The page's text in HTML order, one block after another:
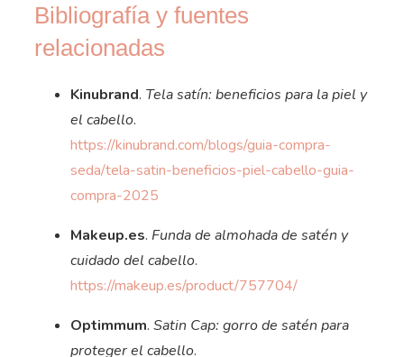
Bibliografía y fuentes
relacionadas
Kinubrand. Tela satín: beneficios para la piel y
el cabello.
https://kinubrand.com/blogs/guia-compra-
seda/tela-satin-beneficios-piel-cabello-guia-
compra-2025
Makeup.es. Funda de almohada de satén y
cuidado del cabello.
https://makeup.es/product/757704/
Optimmum. Satin Cap: gorro de satén para
proteger el cabello.